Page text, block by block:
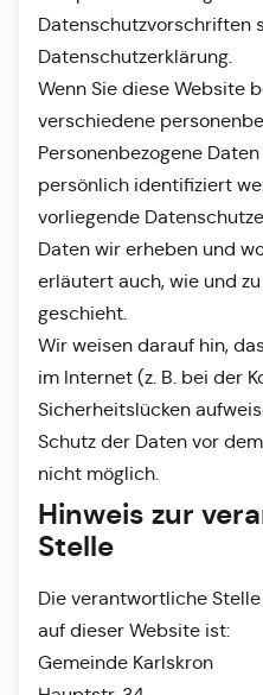
Datenschutzvorschriften
Datenschutzerklärung.
Wenn Sie diese Website
verschiedene
Personenbezogene
persönlich identifiziert
vorliegende
Daten wir erheben und
erläutert auch, wie und
geschieht.
Wir weisen darauf hin,
im Internet (z. B. bei der
Sicherheitslücken
Schutz der Daten vor
nicht möglich.
Hinweis zur
Stelle
Die verantwortliche
auf dieser Website ist:
Gemeinde Karlskron